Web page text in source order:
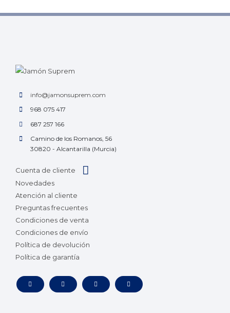
info@jamonsuprem.com
968 075 417
687 257 166
Camino de los Romanos, 56
30820 - Alcantarilla (Murcia)
Cuenta de cliente
Novedades
Atención al cliente
Preguntas frecuentes
Condiciones de venta
Condiciones de envío
Política de devolución
Política de garantía